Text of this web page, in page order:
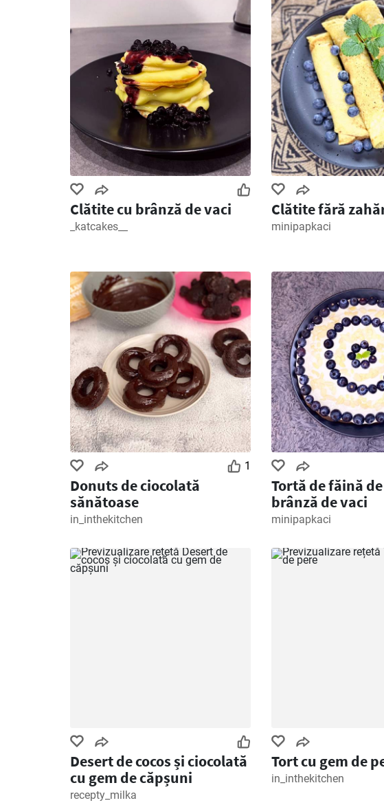
Clătite cu brânză de vaci
_katcakes__
Clătite fără
minipapkaci
1
Donuts de ciocolată
sănătoase
in_inthekitchen
Tortă de făină
brânză de vaci
minipapkaci
Desert de cocos și ciocolată
cu gem de căpșuni
recepty_milka
Tort cu gem de
in_inthekitchen